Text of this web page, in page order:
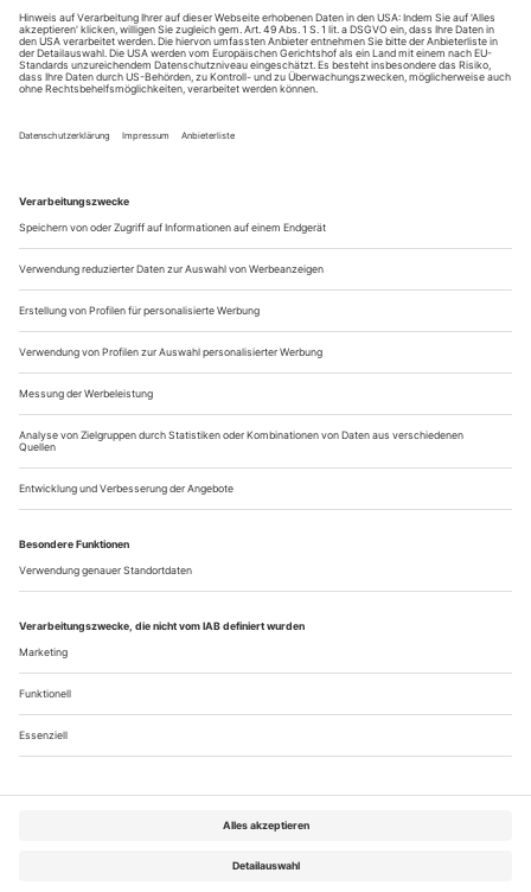
Deutschland
Fax 0241/478 42 01
www.theater-aachen.de
– Boesmans, Au Monde: 6. (P), 11., 16.12.; 3., 17., 31.1.; 13.,
18., 26.2.
ML: Thorau, I: Teilmans, B: Brendel,...
Turbulentes Finale
Die Dirigentin Anja Bihlmaier verabschiedet sich in Hannover mit
einer eindrucksvollen «Rusalka» Richtung Kassel
Erst eine vorlaute Sängerin, dann eine stimmlose: Für die
Dirigentin Anja Bihlmaier, die zum Beginn dieser Spielzeit
von Hannover nach Kassel wechselte, um dort Erste
Kapellmeisterin und stellvertretende Generalmusikdirektorin
zu werden, begannen die Abschiedswochen in der
niedersächsischen Landeshauptstadt ein wenig turbulent. Da
musste sie in der Zeitung lesen,...
Über uns Kontakt Kritikerumfrage Newsletter